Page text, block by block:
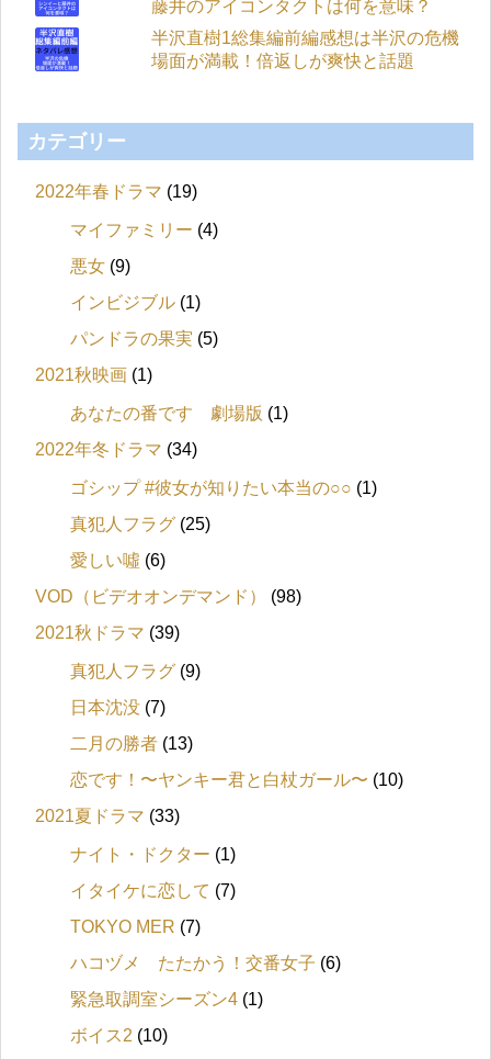
藤井のアイコンタクトは何を意味？
半沢直樹1総集編前編感想は半沢の危機
場面が満載！倍返しが爽快と話題
カテゴリー
2022年春ドラマ (19)
マイファミリー (4)
悪女 (9)
インビジブル (1)
パンドラの果実 (5)
2021秋映画 (1)
あなたの番です 劇場版 (1)
2022年冬ドラマ (34)
ゴシップ #彼女が知りたい本当の○○ (1)
真犯人フラグ (25)
愛しい噓 (6)
VOD（ビデオオンデマンド）
(98)
2021秋ドラマ (39)
真犯人フラグ (9)
日本沈没 (7)
二月の勝者 (13)
恋です！〜ヤンキー君と白杖ガール〜 (10)
2021夏ドラマ (33)
ナイト・ドクター (1)
イタイケに恋して (7)
TOKYO MER (7)
ハコヅメ たたかう！交番女子 (6)
緊急取調室シーズン4 (1)
ボイス2 (10)